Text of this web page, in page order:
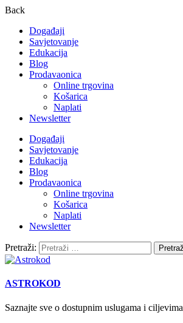
Back
Događaji
Savjetovanje
Edukacija
Blog
Prodavaonica
Online trgovina
Košarica
Naplati
Newsletter
Događaji
Savjetovanje
Edukacija
Blog
Prodavaonica
Online trgovina
Košarica
Naplati
Newsletter
Pretraži:
ASTROKOD
Saznajte sve o dostupnim uslugama i ciljevima